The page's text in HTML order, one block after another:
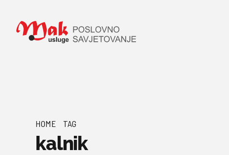
HOME TAG
kalnik